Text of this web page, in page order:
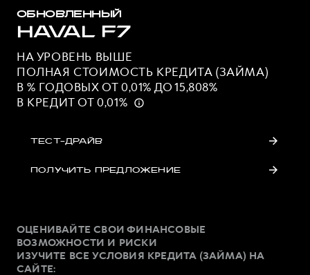
ОБНОВЛЕННЫЙ
HAVAL F7
НА УРОВЕНЬ ВЫШЕ
ПОЛНАЯ СТОИМОСТЬ КРЕДИТА (ЗАЙМА)
В % ГОДОВЫХ ОТ 0,01% ДО 15,808%
В КРЕДИТ ОТ 0,01%
ТЕСТ-ДРАЙВ
ПОЛУЧИТЬ ПРЕДЛОЖЕНИЕ
ОЦЕНИВАЙТЕ СВОИ ФИНАНСОВЫЕ
ВОЗМОЖНОСТИ И РИСКИ
ИЗУЧИТЕ ВСЕ УСЛОВИЯ КРЕДИТА (ЗАЙМА) НА
САЙТЕ: